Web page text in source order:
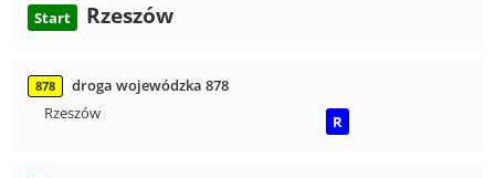
Start Rzeszów
878
droga wojewódzka 878
Rzeszów
R